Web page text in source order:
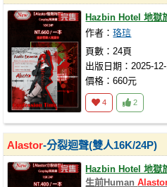
Hazbin Hotel 地獄
作者：珞琂
頁數：24頁
出版日期：2025-
價格：660元
4 2
Alastor-分裂迴聲(雙人16K/24P)
Hazbin Hotel 地獄
生前Human